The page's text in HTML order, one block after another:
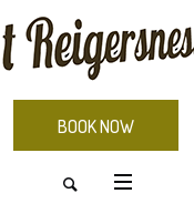
BOOK NOW